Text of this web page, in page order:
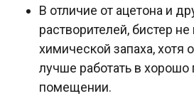
В отличие от ацетона и
растворителей, бистер
химической запаха, хотя
лучше работать в
помещении.